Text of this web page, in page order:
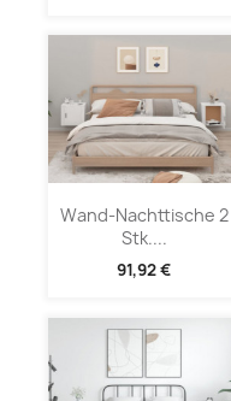
Wand-Nachttische 2
Stk....
91,92 €